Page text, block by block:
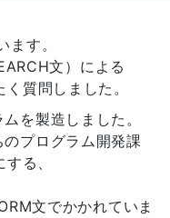
す。
文）による
質問しました。
を製造しました。
プログラム開発課
る、
文でかかれていま